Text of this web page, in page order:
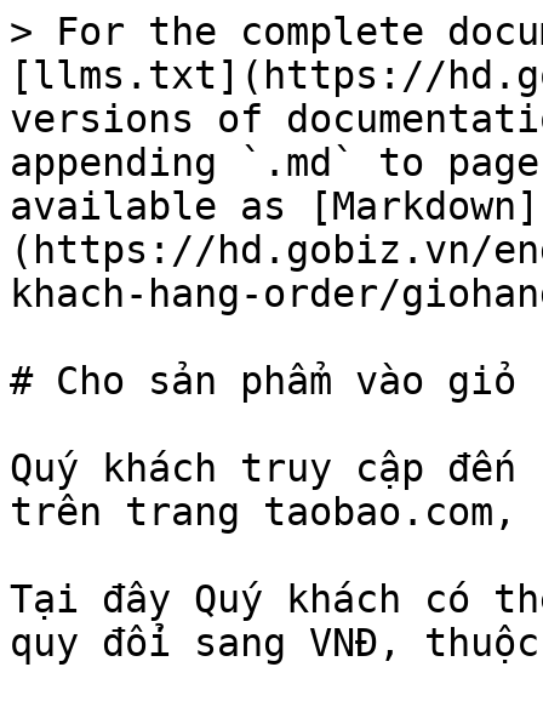
> For the complete
[llms.txt](https://
versions of
appending `.md` to
available as [Markdown]
(https://hd.gobiz.vn/
khach-hang-order/
# Cho sản phẩm vào giỏ
Quý khách truy cập
trên trang taobao.com,
Tại đây Quý khách có
quy đổi sang VNĐ,